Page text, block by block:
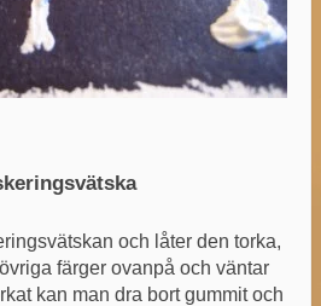
och låter den torka,
färger ovanpå och väntar
kan man dra bort gummit och